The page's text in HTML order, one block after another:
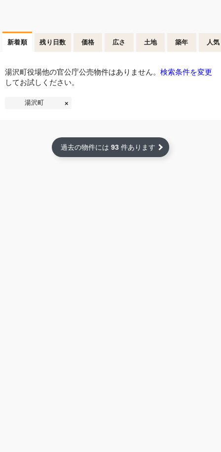
新着順 残り日数 価格 広さ 土地 築年 人気
湯沢町役場他の官公庁公売物件はありません。 検索条件を変更
してお試しください。
湯沢町
過去の物件には 93 件あります